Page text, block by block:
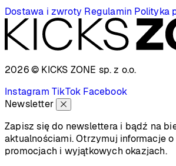
Dostawa i zwroty Regulamin Polityka
2026 © KICKS ZONE sp. z o.o.
Instagram TikTok Facebook
Newsletter
Zapisz się do newslettera i bądź na
aktualnościami. Otrzymuj informacje
promocjach i wyjątkowych okazjach.